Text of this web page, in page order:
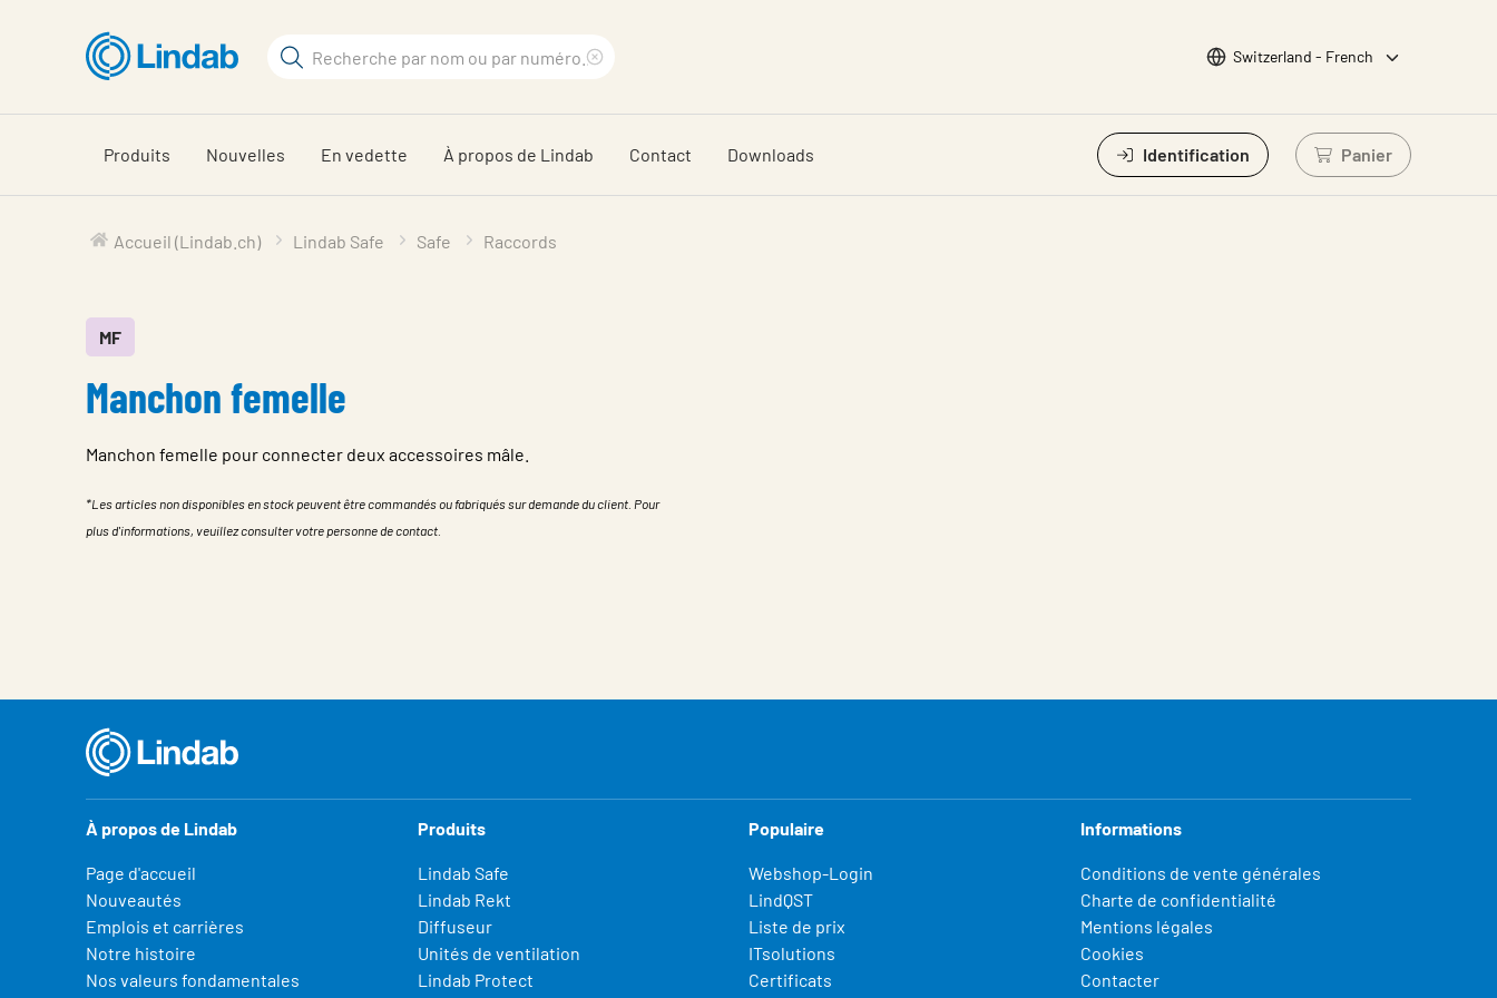
principal
Rechercher
sur
le
terme
recherché
Choisir la langue
Switzerland - French
Produits Nouvelles En vedette À propos de Lindab Contact Downloads Identification Panier
Connectez-vous
Accueil (Lindab.ch) Lindab Safe Safe Raccords
MF
Manchon femelle
Manchon femelle pour connecter deux accessoires mâle.
*Les articles non disponibles en stock peuvent être commandés ou fabriqués sur demande du client. Pour
plus d'informations, veuillez consulter votre personne de contact.
À propos de Lindab
Page d'accueil
Nouveautés
Emplois et carrières
Notre histoire
Nos valeurs fondamentales
Produits
Lindab Safe
Lindab Rekt
Diffuseur
Unités de ventilation
Lindab Protect
Populaire
Webshop-Login
LindQST
Liste de prix
ITsolutions
Certificats
Informations
Conditions de vente générales
Charte de confidentialité
Mentions légales
Cookies
Contacter